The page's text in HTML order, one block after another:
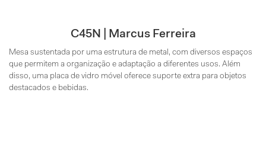
C45N | Marcus Ferreira
Mesa sustentada por uma estrutura de metal, com diversos espaços
que permitem a organização e adaptação a diferentes usos. Além
disso, uma placa de vidro móvel oferece suporte extra para objetos
destacados e bebidas.